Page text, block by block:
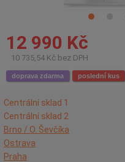
12 990 Kč
10 735,54 Kč bez DPH
doprava zdarma poslední kus
Centrální sklad 1
Centrální sklad 2
Brno / O. Ševčíka
Ostrava
Praha